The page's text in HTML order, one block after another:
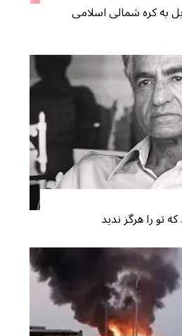
به کره شمالی اسلامی
را هرگز ندید